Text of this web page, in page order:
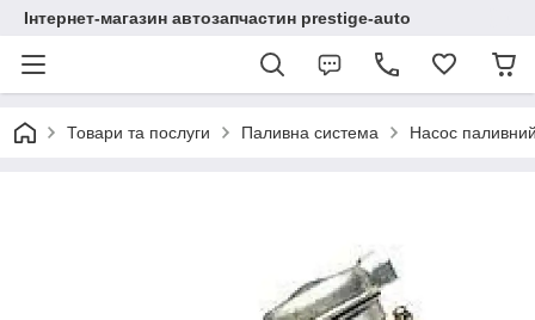
Інтернет-магазин автозапчастин prestige-auto
Товари та послуги Паливна система Насос